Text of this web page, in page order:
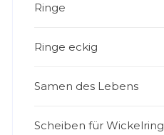
Ringe
Ringe eckig
Samen des Lebens
Scheiben für Wickelring